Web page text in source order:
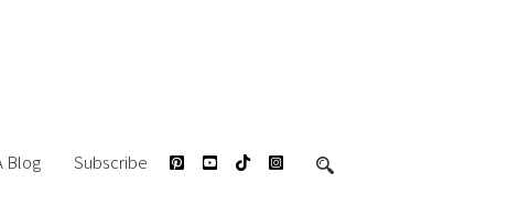
Blog Subscribe